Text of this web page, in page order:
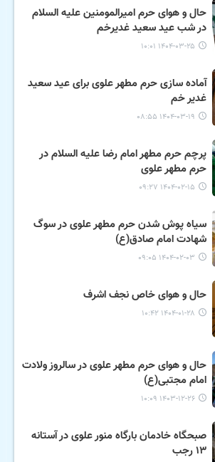
حال و هوای حرم امیرالمومنین علیه السلام
در شب عید سعید غدیرخم
۱۴۰۴-۰۳-۲۵ ۱۰:۰۱
آماده سازی حرم مطهر علوی برای عید سعید
غدیر خم
۱۴۰۴-۰۳-۱۹ ۰۸:۵۵
پرچم حرم مطهر امام رضا علیه السلام در
حرم مطهر علوی
۱۴۰۴-۰۲-۱۵ ۰۹:۲۷
سیاه پوش شدن حرم مطهر علوی در سوگ
شهادت امام صادق(ع)
۱۴۰۴-۰۲-۰۳ ۰۹:۰۵
حال و هوای خاص نجف اشرف
۱۴۰۴-۰۱-۲۸ ۱۰:۴۲
حال و هوای حرم مطهر علوی در سالروز ولادت
امام مجتبی(ع)
۱۴۰۳-۱۲-۲۶ ۱۰:۰۹
صبحگاه خادمان بارگاه منور علوی در آستانه
۱۳ رجب